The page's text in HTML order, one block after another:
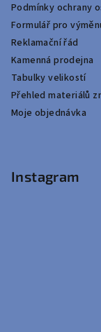
Podmínky ochrany
Formulář pro
Reklamační řád
Kamenná prodejna
Tabulky velikostí
Přehled materiálů
Moje objednávka
Instagram